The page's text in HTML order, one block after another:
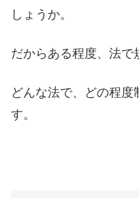
しょうか。
だからある程度、法で
どんな法で、どの程度
す。